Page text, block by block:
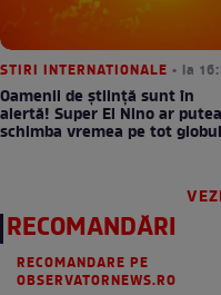
STIRI INTERNATIONALE • la
Oamenii de știință sunt în
alertă! Super El Nino ar putea
schimba vremea pe tot globul
RECOMANDĂRI
RECOMANDARE PE
OBSERVATORNEWS.RO